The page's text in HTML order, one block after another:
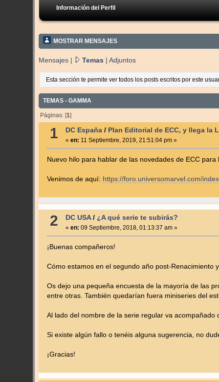
Información del Perfil
MOSTRAR MENSAJES
Mensajes | Temas |Adjuntos
Esta sección te permite ver todos los posts escritos por este
TEMAS - GAMMA
Páginas: [1]
1 DC España/ Plan Editorial de ECC, y llega la
« en: 11 Septiembre, 2019, 21:51:04 pm »
Nuevo hilo para hablar de las novedades de ECC
Venimos de aquí: https://foro.universomarvel.com/
2 DC USA/ ¿A qué serie te subirás?
« en: 09 Septiembre, 2018, 01:13:37 am »
¡Buenas compañeros!
Cómo estamos en el segundo año post-Renacimiento
Os dejo una pequeña encuesta de la mayoría de las
entre otras. También quedarían fuera miniseries del
Al lado del nombre de la serie regular va
Si existe algún fallo o tenéis alguna sugerencia, no
¡Gracias!